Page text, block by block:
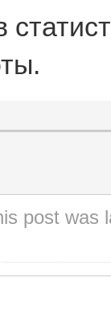
post was